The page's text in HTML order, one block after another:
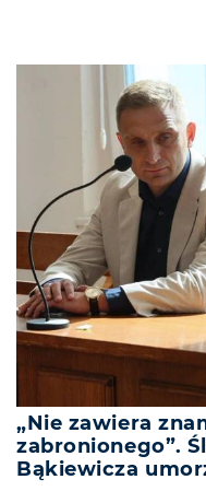
„Nie zawiera
zabronionego”.
Bąkiewicza